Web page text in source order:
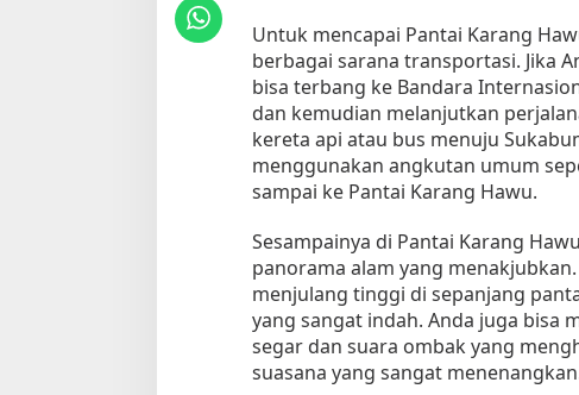
u
k
P
e
m
u
l
a
Untuk mencapai Pantai Karang
berbagai sarana transportasi. Jika
bisa terbang ke Bandara
dan kemudian melanjutkan
kereta api atau bus menuju
menggunakan angkutan umum
sampai ke Pantai Karang Hawu.
Sesampainya di Pantai Karang
panorama alam yang
menjulang tinggi di sepanjang
yang sangat indah. Anda juga bisa
segar dan suara ombak yang
suasana yang sangat